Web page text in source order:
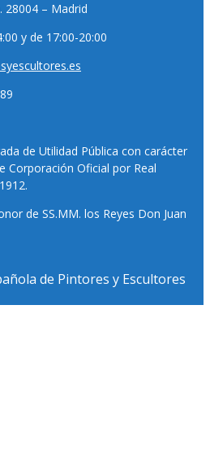
28004 – Madrid
y de 17:00-20:00
de Utilidad Pública con carácter
Corporación Oficial por Real
de SS.MM. los Reyes Don Juan
de Pintores y Escultores